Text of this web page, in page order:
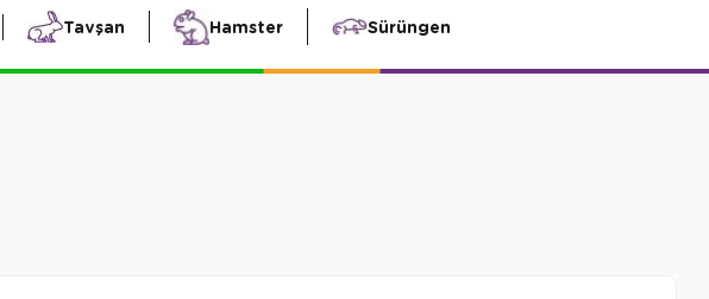
Tavşan Hamster Sürüngen